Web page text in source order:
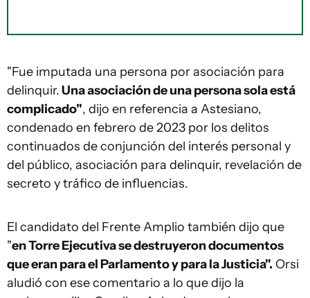
"Fue imputada una persona por asociación para
delinquir.Una asociación de una persona sola está
complicado", dijo en referencia a Astesiano,
condenado en febrero de 2023 por los delitos
continuados de conjunción del interés personal y
del público, asociación para delinquir, revelación de
secreto y tráfico de influencias.
El candidato del Frente Amplio también dijo que
"en Torre Ejecutiva se destruyeron documentos
que eran para el Parlamento y para la Justicia". Orsi
aludió con ese comentario a lo que dijo la